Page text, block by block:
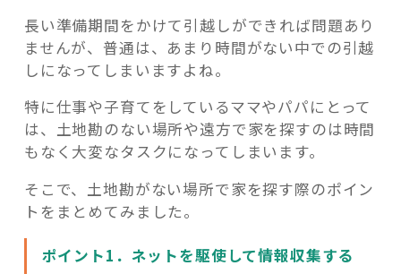
長い準備期間をかけて引越しができれば問題あり
ませんが、普通は、あまり時間がない中での引越
しになってしまいますよね。
特に仕事や子育てをしているママやパパにとって
は、土地勘のない場所や遠方で家を探すのは時間
もなく大変なタスクになってしまいます。
そこで、土地勘がない場所で家を探す際のポイン
トをまとめてみました。
ポイント1．ネットを駆使して情報収集する